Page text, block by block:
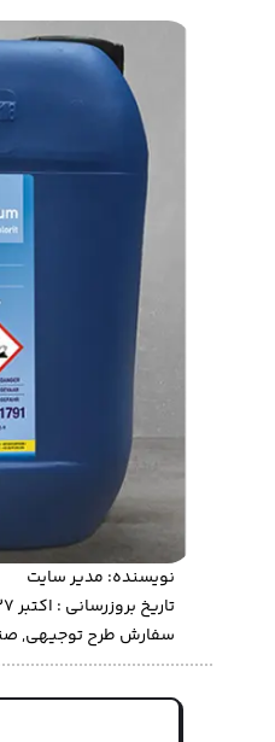
نویسنده: مدیر سایت
تاریخ بروزرسانی : اکتبر 27, 2025
سفارش طرح توجیهی,